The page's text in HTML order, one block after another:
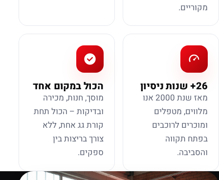
מקוריים.
26+ שנות ניסיון
מאז שנת 2000 אנו
מלווים, מטפלים
ומוכרים לרוכבים
בפתח תקווה
והסביבה.
הכול במקום אחד
מוסך, חנות, מכירה
ובדיקות – הכול תחת
קורת גג אחת, ללא
צורך בריצות בין
ספקים.